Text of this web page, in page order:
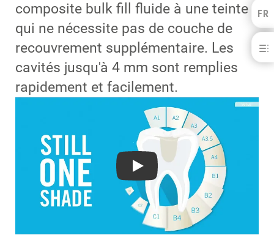
Kulzer Benelux FR
FRANÇAIS
NEDERLANDS
UNE TEINTE RENCONTRE LE REMPLISSAGE EN VRAC
UNE SOLUTION SIMPLE
EFFET D’ADAPTATION DE LA TEINTE
PLUS D'INFORMATION
composite bulk fill fluide à une teinte
qui ne nécessite pas de couche de
recouvrement supplémentaire. Les
cavités jusqu'à 4 mm sont remplies
rapidement et facilement.
Play